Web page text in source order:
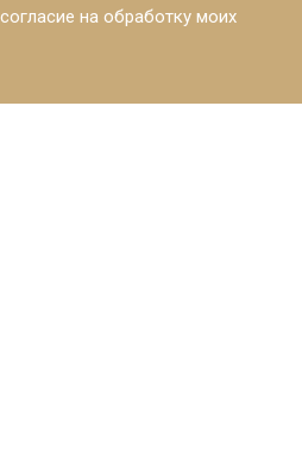
на обработку моих